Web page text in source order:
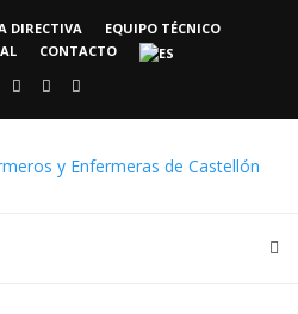
DIRECTIVA
EQUIPO TÉCNICO
CONTACTO